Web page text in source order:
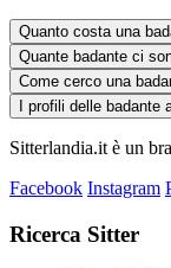
Quanto costa una
Quante badante ci
Come cerco una
I profili delle
Sitterlandia.it è un
Facebook Instagram
Ricerca Sitter